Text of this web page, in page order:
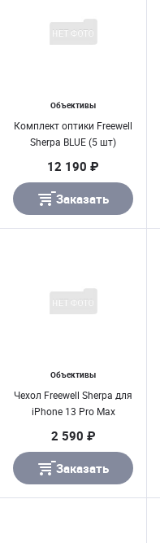
Объективы
Комплект оптики Freewell
Sherpa BLUE (5 шт)
12 190 ₽
Заказать
Объективы
Чехол Freewell Sherpa для
iPhone 13 Pro Max
2 590 ₽
Заказать